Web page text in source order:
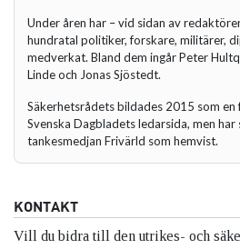
Under åren har – vid sidan av
hundratal politiker, forskare, militärer,
medverkat. Bland dem ingår Peter
Linde och Jonas Sjöstedt.
Säkerhetsrådets bildades 2015 som
Svenska Dagbladets ledarsida, men
tankesmedjan Frivärld som hemvist.
KONTAKT
Vill du bidra till den utrikes- och